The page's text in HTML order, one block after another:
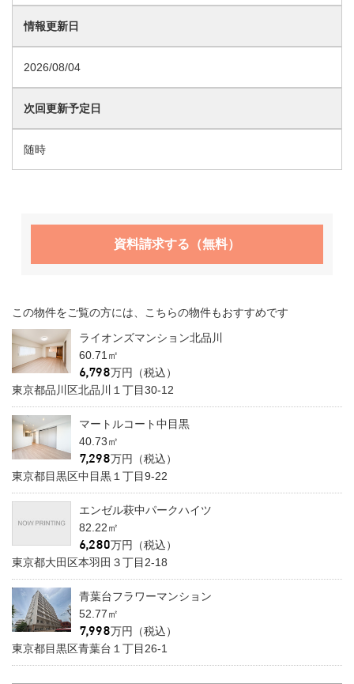
情報更新日
2026/08/04
次回更新予定日
随時
資料請求する（無料）
この物件をご覧の方には、こちらの物件もおすすめです
ライオンズマンション北品川
60.71㎡
万円（税込）
東京都品川区北品川１丁目30-12
マートルコート中目黒
40.73㎡
万円（税込）
東京都目黒区中目黒１丁目9-22
エンゼル萩中パークハイツ
82.22㎡
万円（税込）
東京都大田区本羽田３丁目2-18
青葉台フラワーマンション
52.77㎡
万円（税込）
東京都目黒区青葉台１丁目26-1